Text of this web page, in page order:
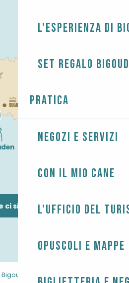
L'esperienza di
Set regalo
Pratica
Negozi e servizi
Con il mio cane
L'Ufficio del
Opuscoli e mappe
ci si arriva?
Informazioni legali -